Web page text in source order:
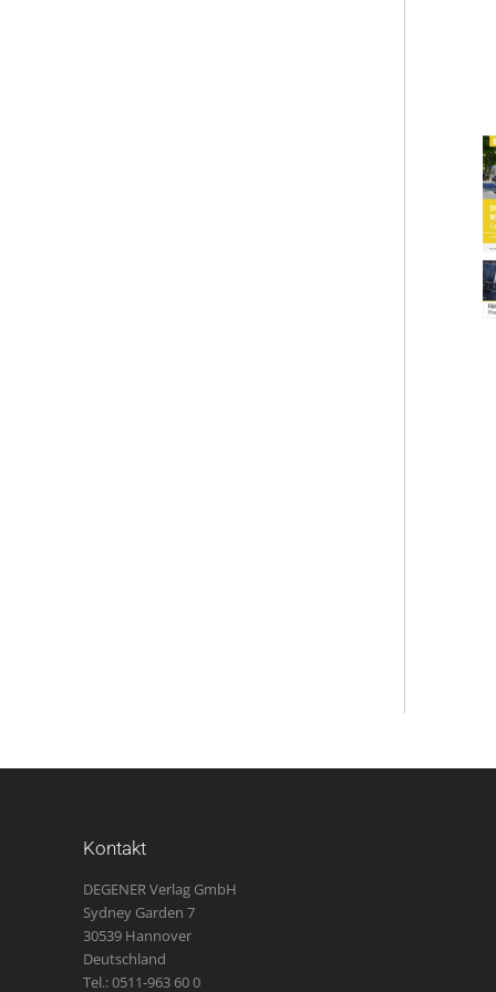
Kontakt
DEGENER Verlag GmbH
Sydney Garden 7
30539 Hannover
Deutschland
Tel.: 0511-963 60 0